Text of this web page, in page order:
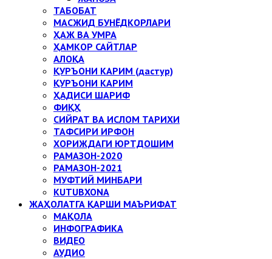
ТАБОБАТ
МАСЖИД БУНЁДКОРЛАРИ
ҲАЖ ВА УМРА
ҲАМКОР САЙТЛАР
АЛОҚА
ҚУРЪОНИ КАРИМ (дастур)
ҚУРЪОНИ КАРИМ
ҲАДИСИ ШАРИФ
ФИҚҲ
СИЙРАТ ВА ИСЛОМ ТАРИХИ
ТАФСИРИ ИРФОН
ХОРИЖДАГИ ЮРТДОШИМ
РАМАЗОН-2020
РАМАЗОН-2021
МУФТИЙ МИНБАРИ
KUTUBXONA
ЖАҲОЛАТГА ҚАРШИ МАЪРИФАТ
МАҚОЛА
ИНФОГРАФИКА
ВИДЕО
АУДИО